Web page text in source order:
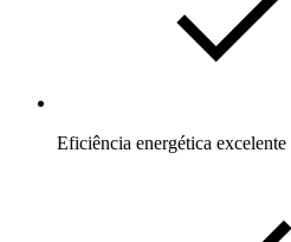
Eficiência energética